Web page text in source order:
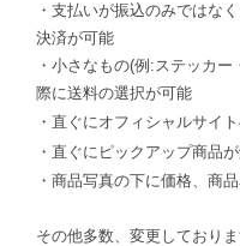
・支払いが振込のみではな
決済が可能
・小さなもの(例:ステッカ
際に送料の選択が可能
・ 直ぐにオフィシャルサイ
・ 直ぐに ピックアップ商品
・商品写真の下に価格、商
その他多数、変更しておりま